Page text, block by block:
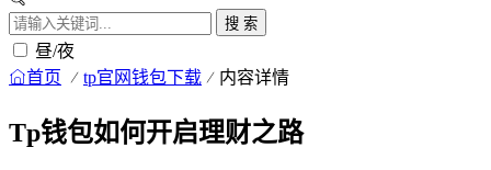
搜 索
昼/夜
首页 tp官网钱包下载 内容详情
Tp钱包如何开启理财之路